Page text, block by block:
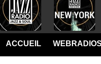
ACCUEIL WEBRADIOS